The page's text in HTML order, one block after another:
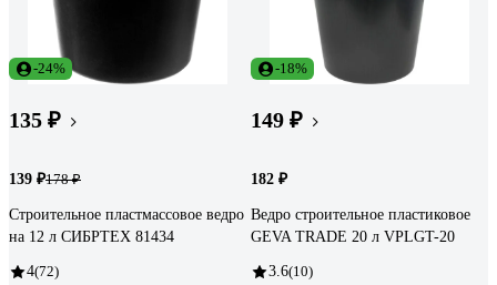
-24%
135 ₽
139 ₽178 ₽
Строительное пластмассовое ведро
на 12 л СИБРТЕХ 81434
4(72)
-18%
149 ₽
182 ₽
Ведро строительное пластиковое
GEVA TRADE 20 л VPLGT-20
3.6(10)